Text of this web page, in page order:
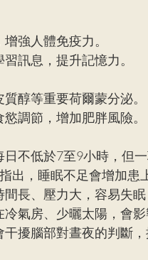
強人體免疫力。
訊息，提升記憶力。
醇等重要荷爾蒙分泌。
調節，增加肥胖風險。
不低於7至9小時，但
出，睡眠不足會增加
長、壓力大，容易失
氣房、少曬太陽，會
擾腦部對晝夜的判斷